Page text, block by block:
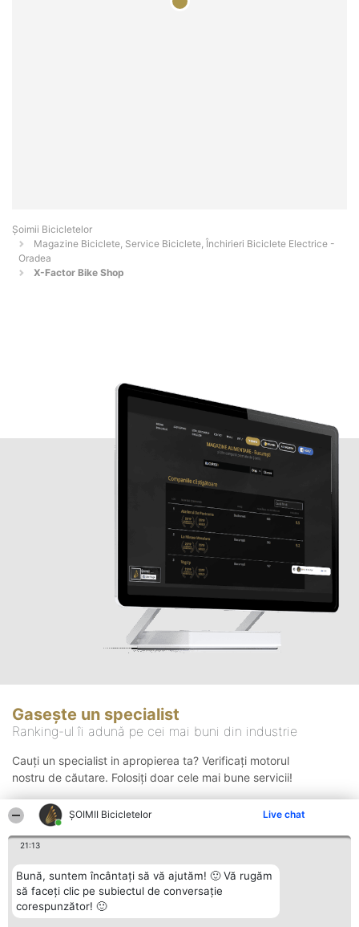
ȘOIMII Bicicletelor Live chat
21:13
Bună, suntem încântați să vă ajutăm! 🙂 Vă rugăm
să faceți clic pe subiectul de conversație
corespunzător! 🙂
Șoimii Bicicletelor
Magazine Biciclete, Service Biciclete, Închirieri Biciclete Electrice -
Oradea
X-Factor Bike Shop
Gasește un specialist
Ranking-ul îi adună pe cei mai buni din industrie
Cauți un specialist in apropierea ta? Verificați motorul
nostru de căutare. Folosiți doar cele mai bune servicii!